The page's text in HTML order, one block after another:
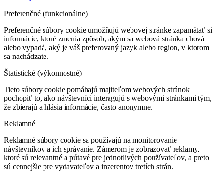
Preferenčné (funkcionálne)
Preferenčné súbory cookie umožňujú webovej stránke zapamätať si
informácie, ktoré zmenia zpôsob, akým sa webová stránka chová
alebo vypadá, aký je váš preferovaný jazyk alebo region, v ktorom
sa nachádzate.
Štatistické (výkonnostné)
Tieto súbory cookie pomáhajú majiteľom webových stránok
pochopiť to, ako návštevníci interagujú s webovými stránkami tým,
že zbierajú a hlásia informácie, často anonymne.
Reklamné
Reklamné súbory cookie sa používajú na monitorovanie
návštevníkov a ich správanie. Zámerom je zobrazovať reklamy,
ktoré sú relevantné a pútavé pre jednotlivých používateľov, a preto
sú cennejšie pre vydavateľov a inzerentov tretích strán.